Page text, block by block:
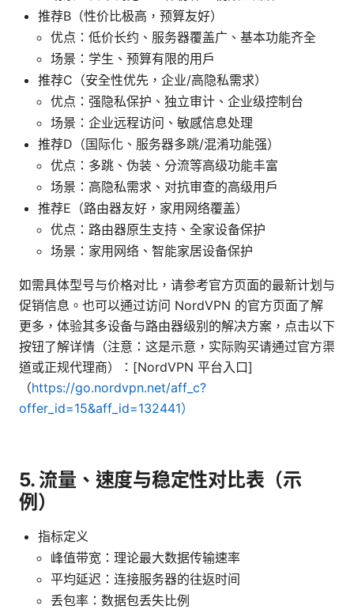
推荐B（性价比极高，预算友好）
优点：低价长约、服务器覆盖广、基本功能齐全
场景：学生、预算有限的用户
推荐C（安全性优先，企业/高隐私需求）
优点：强隐私保护、独立审计、企业级控制台
场景：企业远程访问、敏感信息处理
推荐D（国际化、服务器多跳/混淆功能强）
优点：多跳、伪装、分流等高级功能丰富
场景：高隐私需求、对抗审查的高级用户
推荐E（路由器友好，家用网络覆盖）
优点：路由器原生支持、全家设备保护
场景：家用网络、智能家居设备保护
如需具体型号与价格对比，请参考官方页面的最新计划与
促销信息。也可以通过访问 NordVPN 的官方页面了解
更多，体验其多设备与路由器级别的解决方案，点击以下
按钮了解详情（注意：这是示意，实际购买请通过官方渠
道或正规代理商）：[NordVPN 平台入口]
（https://go.nordvpn.net/aff_c?
offer_id=15&aff_id=132441）
5. 流量、速度与稳定性对比表（示
例）
指标定义
峰值带宽：理论最大数据传输速率
平均延迟：连接服务器的往返时间
丢包率：数据包丢失比例